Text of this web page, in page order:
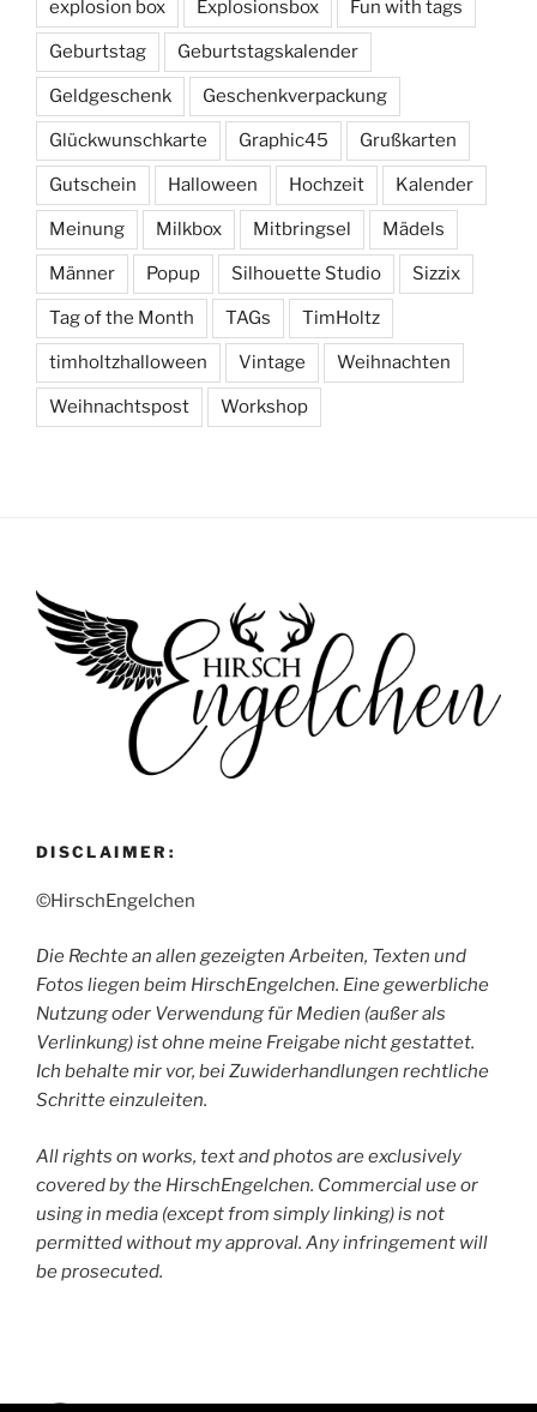
explosion box Explosionsbox Fun with tags
Geburtstag Geburtstagskalender
Geldgeschenk Geschenkverpackung
Glückwunschkarte Graphic45 Grußkarten
Gutschein Halloween Hochzeit Kalender
Meinung Milkbox Mitbringsel Mädels
Männer Popup Silhouette Studio Sizzix
Tag of the Month TAGs TimHoltz
timholtzhalloween Vintage Weihnachten
Weihnachtspost Workshop
DISCLAIMER:
©HirschEngelchen
Die Rechte an allen gezeigten Arbeiten, Texten und
Fotos liegen beim HirschEngelchen. Eine gewerbliche
Nutzung oder Verwendung für Medien (außer als
Verlinkung) ist ohne meine Freigabe nicht gestattet.
Ich behalte mir vor, bei Zuwiderhandlungen rechtliche
Schritte einzuleiten.
All rights on works, text and photos are exclusively
covered by the HirschEngelchen. Commercial use or
using in media (except from simply linking) is not
permitted without my approval. Any infringement will
be prosecuted.